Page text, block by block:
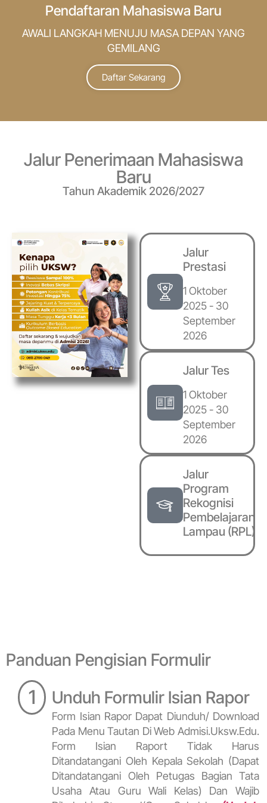
Pendaftaran Mahasiswa Baru
AWALI LANGKAH MENUJU MASA DEPAN YANG
GEMILANG
Daftar Sekarang
Jalur Penerimaan Mahasiswa
Baru
Tahun Akademik 2026/2027
Jalur
Prestasi
1 Oktober
2025 - 30
September
2026
Jalur Tes
1 Oktober
2025 - 30
September
2026
Jalur
Program
Rekognisi
Pembelajaran
Lampau (RPL)
Panduan Pengisian Formulir
1 Unduh Formulir Isian Rapor
Form Isian Rapor Dapat Diunduh/ Download
Pada Menu Tautan Di Web Admisi.uksw.edu.
Form Isian Raport Tidak Harus
Ditandatangani Oleh Kepala Sekolah (dapat
Ditandatangani Oleh Petugas Bagian Tata
Usaha Atau Guru Wali Kelas) Dan Wajib